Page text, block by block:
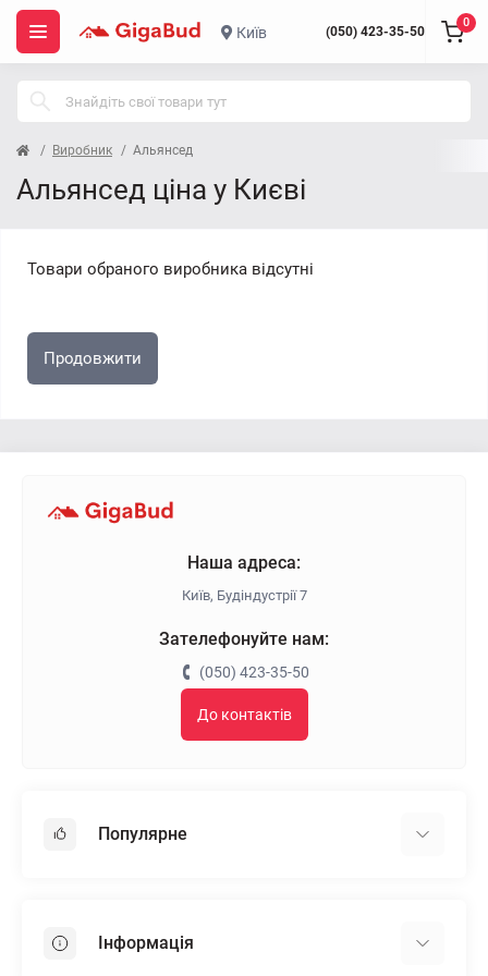
Київ (050) 423-35-50
0
Виробник Альянсед
Альянсед ціна у Києві
Товари обраного виробника відсутні
Продовжити
Наша адреса:
Київ, Будіндустрії 7
Зателефонуйте нам:
(050) 423-35-50
До контактів
Популярне
Пінопласт
Інформація